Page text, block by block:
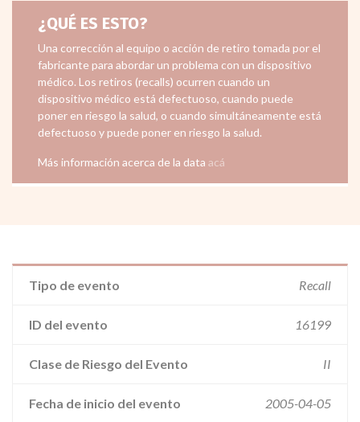
¿QUÉ ES ESTO?
Una corrección al equipo o acción de retiro tomada por el
fabricante para abordar un problema con un dispositivo
médico. Los retiros (recalls) ocurren cuando un
dispositivo médico está defectuoso, cuando puede
poner en riesgo la salud, o cuando simultáneamente está
defectuoso y puede poner en riesgo la salud.
Más información acerca de la data acá
Tipo de evento Recall
ID del evento 16199
Clase de Riesgo del Evento II
Fecha de inicio del evento 2005-04-05